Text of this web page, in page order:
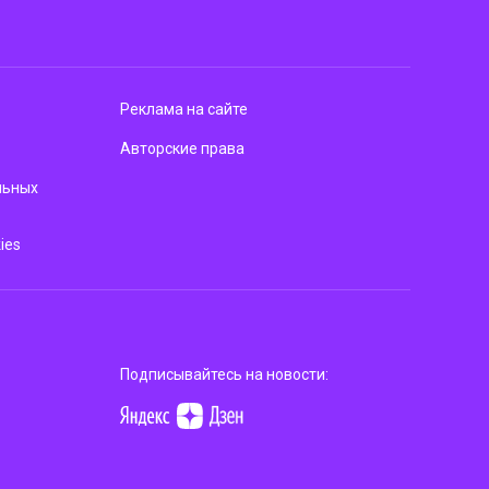
Реклама на сайте
Авторские права
Подписывайтесь на новости: